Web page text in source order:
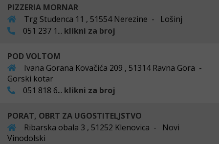
PIZZERIA MORNAR
Trg Studenca 11 , 51554 Nerezine - Lošinj
051 237 1... klikni za broj
POD VOLTOM
Ivana Gorana Kovačića 209 , 51314 Ravna Gora -
Gorski kotar
051 818 6... klikni za broj
PORAT, OBRT ZA UGOSTITELJSTVO
Ribarska obala 3 , 51252 Klenovica - Novi
Vinodolski